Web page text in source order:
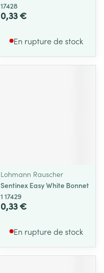
17428
0,33 €
En rupture de stock
Lohmann Rauscher
Sentinex Easy White Bonnet
1 17429
0,33 €
En rupture de stock